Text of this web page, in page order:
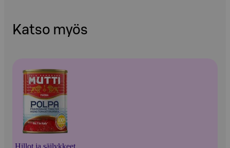
Katso myös
Hillot ja säilykkeet